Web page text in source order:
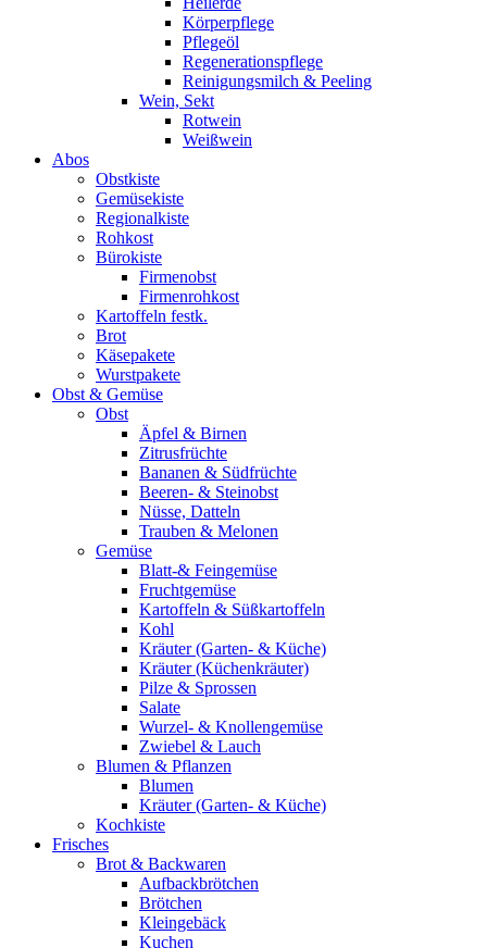
Körperpflege
Pflegeöl
Regenerationspflege
Reinigungsmilch & Peeling
Wein, Sekt
Rotwein
Weißwein
Abos
Obstkiste
Gemüsekiste
Regionalkiste
Rohkost
Bürokiste
Firmenobst
Firmenrohkost
Kartoffeln festk.
Brot
Käsepakete
Wurstpakete
Obst & Gemüse
Obst
Äpfel & Birnen
Zitrusfrüchte
Bananen & Südfrüchte
Beeren- & Steinobst
Nüsse, Datteln
Trauben & Melonen
Gemüse
Blatt-& Feingemüse
Fruchtgemüse
Kartoffeln & Süßkartoffeln
Kohl
Kräuter (Garten- & Küche)
Kräuter (Küchenkräuter)
Pilze & Sprossen
Salate
Wurzel- & Knollengemüse
Zwiebel & Lauch
Blumen & Pflanzen
Blumen
Kräuter (Garten- & Küche)
Kochkiste
Frisches
Brot & Backwaren
Aufbackbrötchen
Brötchen
Kleingebäck
Kuchen